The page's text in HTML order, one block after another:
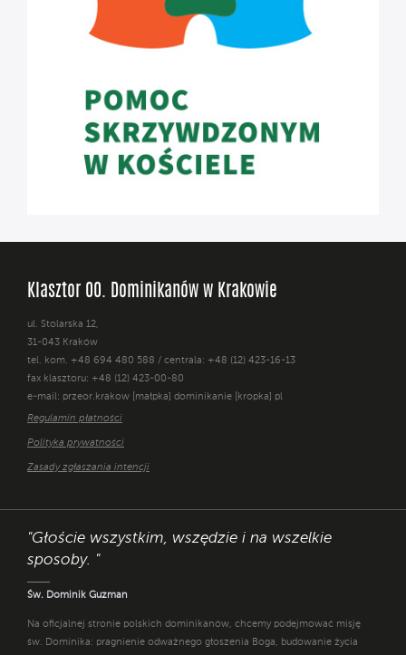
Klasztor OO. Dominikanów w Krakowie
ul. Stolarska 12,
31-043 Kraków
tel. kom. +48 694 480 588 / centrala: +48 (12) 423-16-13
fax klasztoru: +48 (12) 423-00-80
e-mail: przeor.krakow [małpka] dominikanie [kropka] pl
Regulamin płatności
Polityka prywatności
Zasady zgłaszania intencji
"Głoście wszystkim, wszędzie i na wszelkie
sposoby. "
Św. Dominik Guzman
Na oficjalnej stronie polskich dominikanów, chcemy podejmować misję
św. Dominika: pragnienie odważnego głoszenia Boga, budowanie życia